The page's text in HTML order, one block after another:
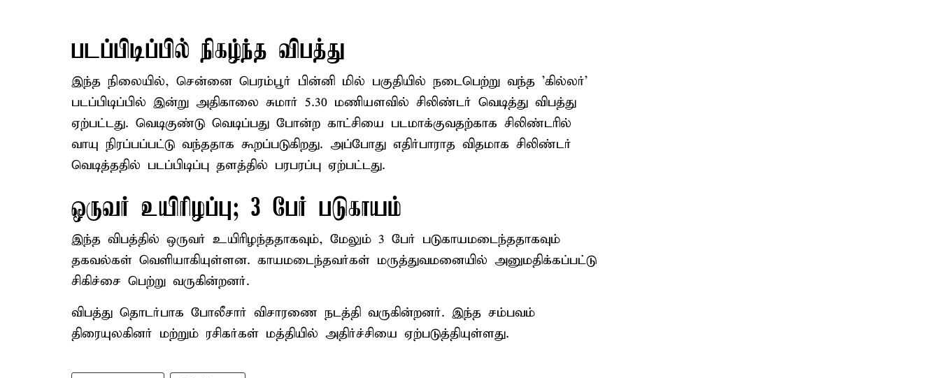
படப்பிடிப்பில் நிகழ்ந்த விபத்து
இந்த நிலையில், சென்னை பெரம்பூர் பின்னி மில் பகுதியில் நடைபெற்று வந்த 'கில்லர்'
படப்பிடிப்பில் இன்று அதிகாலை சுமார் 5.30 மணியளவில் சிலிண்டர் வெடித்து விபத்து
ஏற்பட்டது. வெடிகுண்டு வெடிப்பது போன்ற காட்சியை படமாக்குவதற்காக சிலிண்டரில்
வாயு நிரப்பப்பட்டு வந்ததாக கூறப்படுகிறது. அப்போது எதிர்பாராத விதமாக சிலிண்டர்
வெடித்ததில் படப்பிடிப்பு தளத்தில் பரபரப்பு ஏற்பட்டது.
ஒருவர் உயிரிழப்பு; 3 பேர் படுகாயம்
இந்த விபத்தில் ஒருவர் உயிரிழந்ததாகவும், மேலும் 3 பேர் படுகாயமடைந்ததாகவும்
தகவல்கள் வெளியாகியுள்ளன. காயமடைந்தவர்கள் மருத்துவமனையில் அனுமதிக்கப்பட்டு
சிகிச்சை பெற்று வருகின்றனர்.
விபத்து தொடர்பாக போலீசார் விசாரணை நடத்தி வருகின்றனர். இந்த சம்பவம்
திரையுலகினர் மற்றும் ரசிகர்கள் மத்தியில் அதிர்ச்சியை ஏற்படுத்தியுள்ளது.